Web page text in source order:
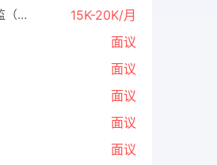
产品线销售总监（中枢神经） 15K-20K/月
面议
面议
面议
面议
面议